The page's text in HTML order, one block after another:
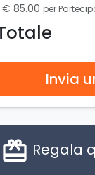
€ 85.00 per
Invia
card_giftcard Regala